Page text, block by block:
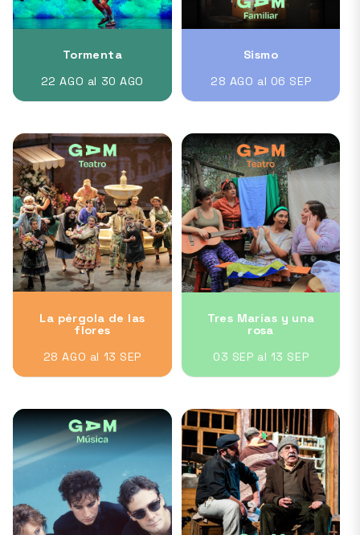
Tormenta
22 AGO al 30 AGO
Sismo
28 AGO al 06 SEP
La pérgola de las
flores
28 AGO al 13 SEP
Tres Marías y una
rosa
03 SEP al 13 SEP